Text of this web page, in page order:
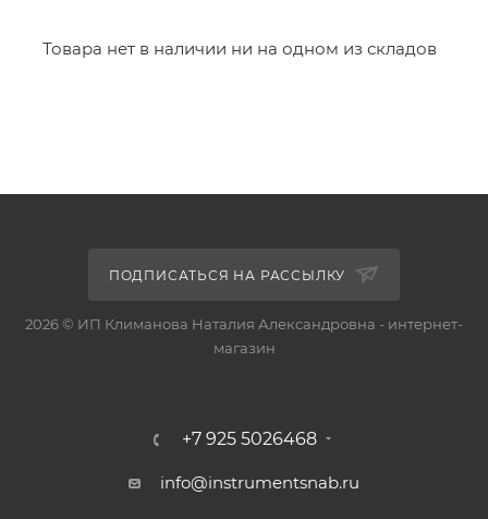
Товара нет в наличии ни на одном из складов
ПОДПИСАТЬСЯ НА РАССЫЛКУ
2026 © ИП Климанова Наталия Александровна - интернет-
магазин
+7 925 5026468
info@instrumentsnab.ru